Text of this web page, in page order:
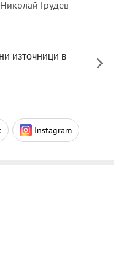
Грудев
източници в
Instagram